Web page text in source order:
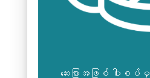
ဆေးပြားအဖြစ် ပါးစ